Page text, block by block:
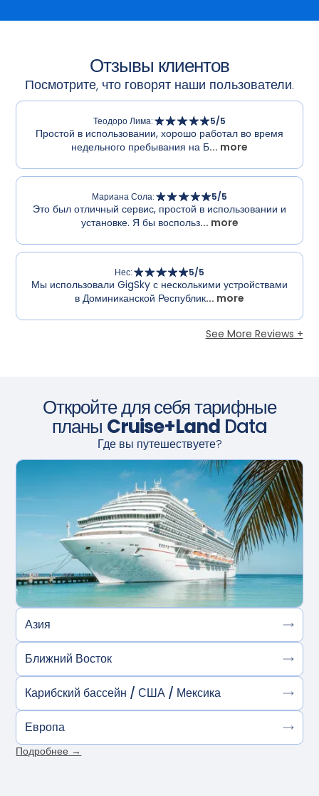
Отзывы клиентов
Посмотрите, что говорят наши пользователи.
Теодоро Лима: 5/5
Простой в использовании, хорошо работал во время
недельного пребывания на Б... more
Мариана Сола: 5/5
Это был отличный сервис, простой в использовании и
установке. Я бы воспольз... more
Нес: 5/5
Мы использовали GigSky с несколькими устройствами
в Доминиканской Республик... more
See More Reviews +
Откройте для себя тарифные
планы Cruise+LandData
Где вы путешествуете?
Азия
Ближний Восток
Карибский бассейн / США / Мексика
Европа
Подробнее →